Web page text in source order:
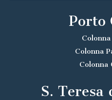
Porto
Colonna
Colonna
S.